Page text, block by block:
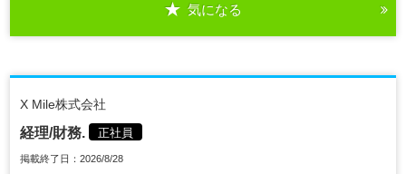
気になる
X Mile株式会社
経理/財務. 正社員
掲載終了日：2026/8/28